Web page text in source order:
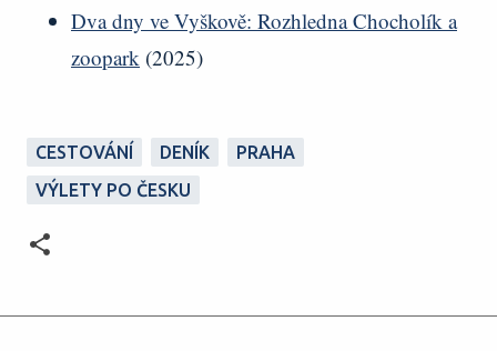
Dva dny ve Vyškově: Rozhledna Chocholík a
zoopark (2025)
CESTOVÁNÍ DENÍK
PRAHA
VÝLETY PO ČESKU